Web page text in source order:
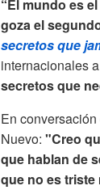
“El mundo es
goza el
secretos que
internacionales
secretos que
En
Nuevo: "Creo
que hablan de
que no es